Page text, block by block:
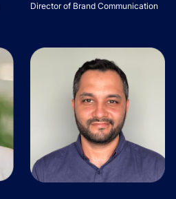
Director of Brand Communication